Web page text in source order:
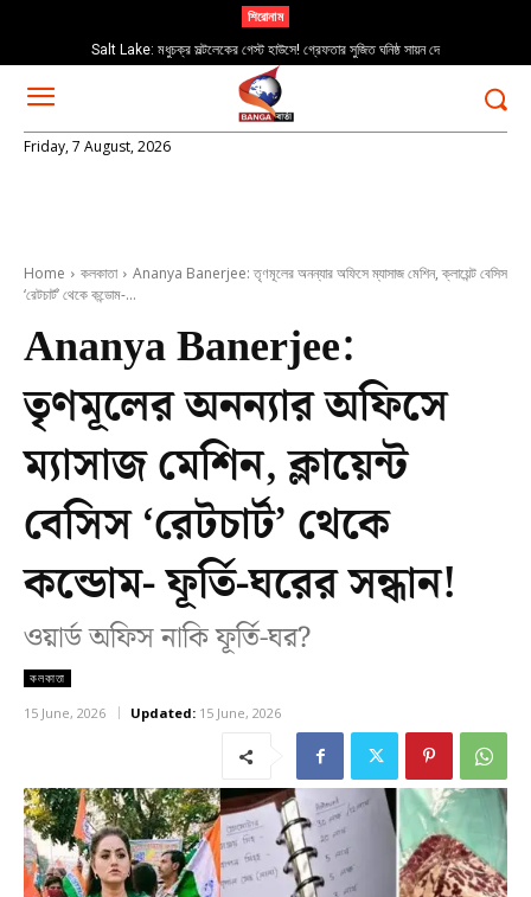
শিরোনাম
Salt Lake: মধুচক্র সল্টলেকের গেস্ট হাউসে! গ্রেফতার সুজিত ঘনিষ্ঠ সায়ন দে
Friday, 7 August, 2026
Home কলকাতা
Ananya Banerjee: তৃণমূলের অনন্যার অফিসে ম্যাসাজ মেশিন, ক্লায়েন্ট বেসিস
‘রেটচার্ট’ থেকে কন্ডোম-...
Ananya Banerjee:
তৃণমূলের অনন্যার অফিসে
ম্যাসাজ মেশিন, ক্লায়েন্ট
বেসিস ‘রেটচার্ট’ থেকে
কন্ডোম- ফূর্তি-ঘরের সন্ধান!
ওয়ার্ড অফিস নাকি ফূর্তি-ঘর?
কলকাতা
15 June, 2026 Updated: 15 June, 2026